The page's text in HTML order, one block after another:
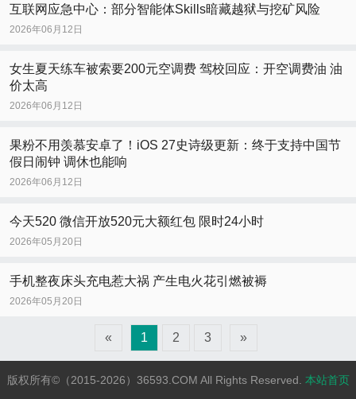
互联网应急中心：部分智能体Skills暗藏越狱与挖矿风险
2026年06月12日
女生夏天练车被索要200元空调费 驾校回应：开空调费油 油
价太高
2026年06月12日
果粉不用羡慕安卓了！iOS 27史诗级更新：终于支持中国节
假日闹钟 调休也能响
2026年06月12日
今天520 微信开放520元大额红包 限时24小时
2026年05月20日
手机整夜床头充电惹大祸 产生电火花引燃被褥
2026年05月20日
« 1 2 3 »
版权所有©（2015-2026）36593.COM All Rights Reserved. 本站首页